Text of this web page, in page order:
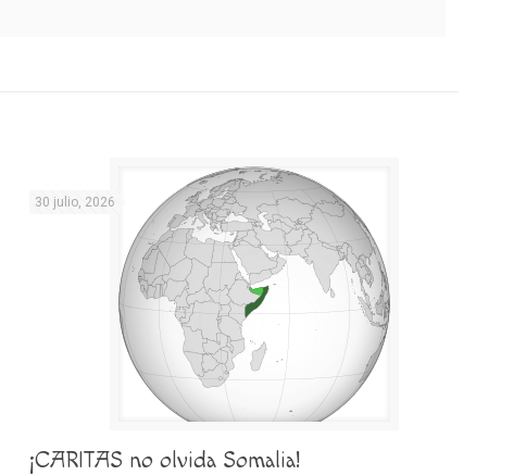
30 julio, 2026
¡CARITAS no olvida Somalia!